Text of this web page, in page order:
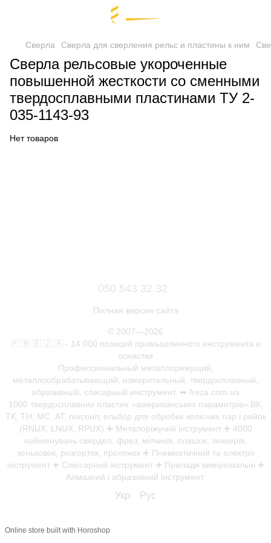
Сверла Сверла для сверления рельс и пластины к ним
Сверла рельсовые укороченные
повышенной жесткости со сменными
твердосплавными пластинами ТУ 2-
035-1143-93
Нет товаров
050 543 32 32
Полная версия сайта
© 2007—2026
🇫 🇷 🇪 🇿 🇦 - 14 000 позиций промышленного инструмента и
оснастки
Профессиональный металлорежущий,
металлообрабатывающий, измерительный, твердосплавный,
абразивный, слесарный инструмент. ➥ freza.com.ua
1000 твердосплавних пластин «американських параметрів» ВК,
ТК, ТН, МС, АТ, гексоніт, ельбор для обробки колісних пар і рейок
(RNUX, LNUX, RPUX) ➕ Металоріжучий інструмент ➕ 4000
найменувань свердел, фрез, мітчиків, плашок, зенкерів,
зеньковок, розгорток, протяжок ➕ Пневматичний та електро
інструмент ➕ Слюсарний інструмент ➕ Прилади вимірювальні ➕
Алмазний і абразивний інструмент.
Укр Рус
Online store built with Horoshop